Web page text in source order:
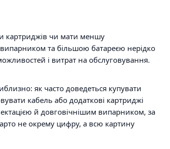
картриджів чи мати меншу
та більшою батареєю нерідко
і витрат на обслуговування.
як часто доведеться купувати
кабель або додаткові картриджі
й довговічнішим випарником, за
не окрему цифру, а всю картину